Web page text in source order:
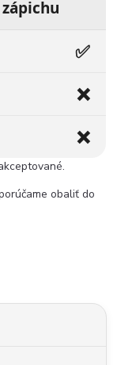
✅
❌
❌
obaliť do